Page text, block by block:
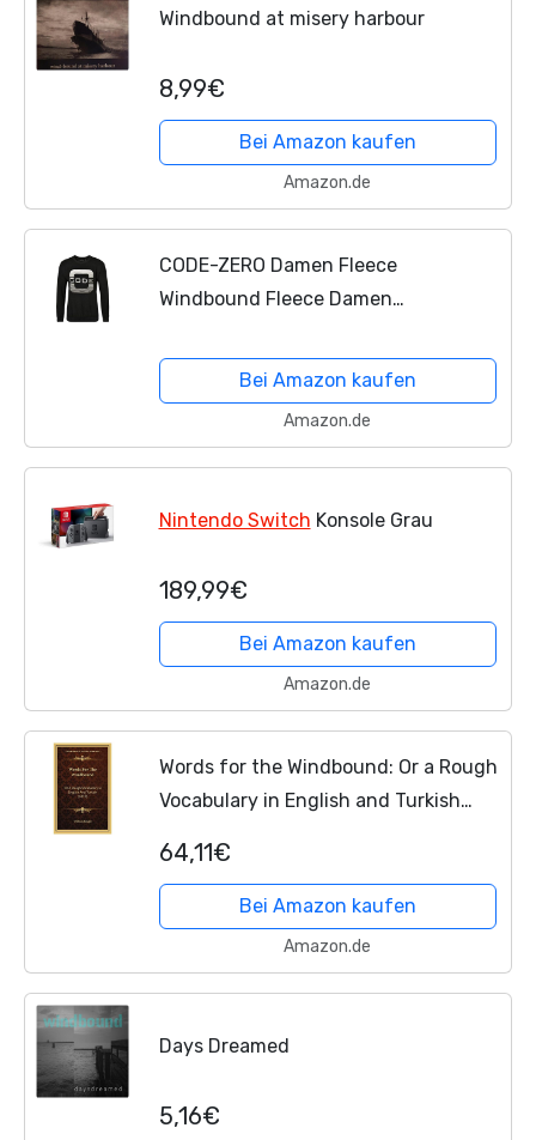
Windbound at misery harbour
8,99€
Bei Amazon kaufen
Amazon.de
CODE-ZERO Damen Fleece
Windbound Fleece Damen
Bei Amazon kaufen
Amazon.de
Nintendo Switch Konsole Grau
189,99€
Bei Amazon kaufen
Amazon.de
Words for the Windbound: Or a Rough
Vocabulary in English and Turkish
64,11€
Bei Amazon kaufen
Amazon.de
Days Dreamed
5,16€